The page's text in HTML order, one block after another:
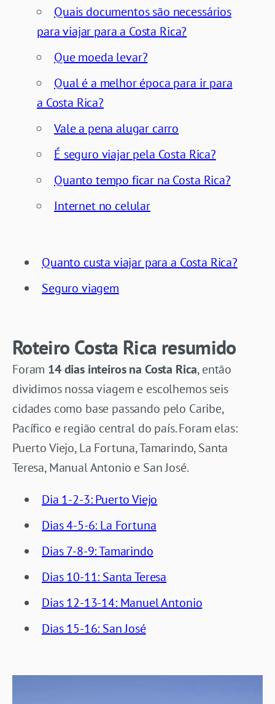
Quais documentos são necessários
para viajar para a Costa Rica?
Que moeda levar?
Qual é a melhor época para ir para
a Costa Rica?
Vale a pena alugar carro
É seguro viajar pela Costa Rica?
Quanto tempo ficar na Costa Rica?
Internet no celular
Quanto custa viajar para a Costa Rica?
Seguro viagem
Roteiro Costa Rica resumido
Foram 14 dias inteiros na Costa Rica, então
dividimos nossa viagem e escolhemos seis
cidades como base passando pelo Caribe,
Pacífico e região central do país. Foram elas:
Puerto Viejo, La Fortuna, Tamarindo, Santa
Teresa, Manual Antonio e San José.
Dia 1-2-3: Puerto Viejo
Dias 4-5-6: La Fortuna
Dias 7-8-9: Tamarindo
Dias 10-11: Santa Teresa
Dias 12-13-14: Manuel Antonio
Dias 15-16: San José